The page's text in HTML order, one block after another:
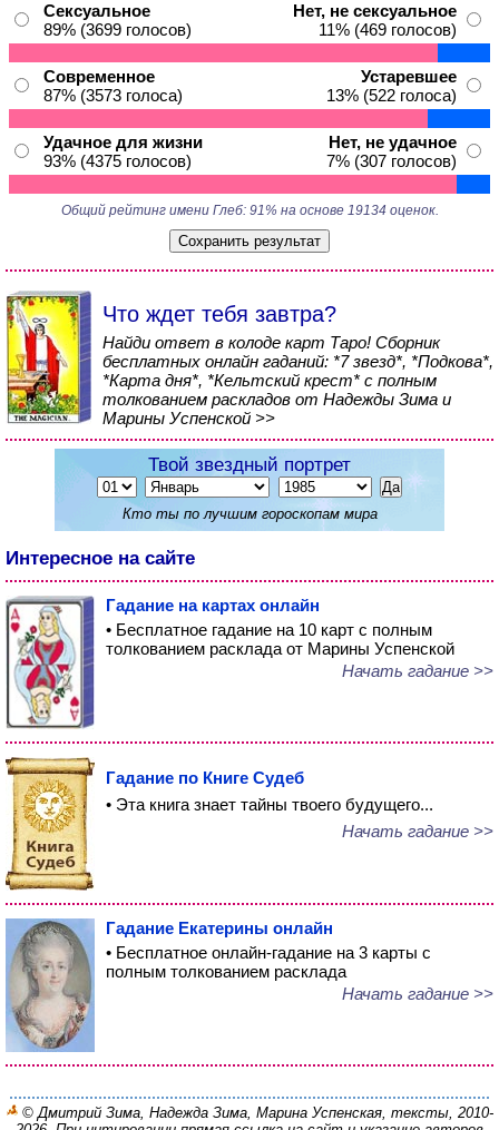
Сексуальное
89% (3699 голосов)
Нет, не сексуальное
11% (469 голосов)
Современное
87% (3573 голоса)
Устаревшее
13% (522 голоса)
Удачное для жизни
93% (4375 голосов)
Нет, не удачное
7% (307 голосов)
Общий рейтинг имени Глеб: 91% на основе 19134 оценок.
Что ждет тебя завтра?
Найди ответ в колоде карт Таро! Сборник
бесплатных онлайн гаданий: *7 звезд*, *Подкова*,
*Карта дня*, *Кельтский крест* с полным
толкованием раскладов от Надежды Зима и
Марины Успенской >>
Твой звездный портрет
Кто ты по лучшим гороскопам мира
Интересное на сайте
Гадание на картах онлайн
• Бесплатное гадание на 10 карт с полным
толкованием расклада от Марины Успенской
Начать гадание >>
Гадание по Книге Судеб
• Эта книга знает тайны твоего будущего...
Начать гадание >>
Гадание Екатерины онлайн
• Бесплатное онлайн-гадание на 3 карты с
полным толкованием расклада
Начать гадание >>
© Дмитрий Зима, Надежда Зима, Марина Успенская, тексты, 2010-